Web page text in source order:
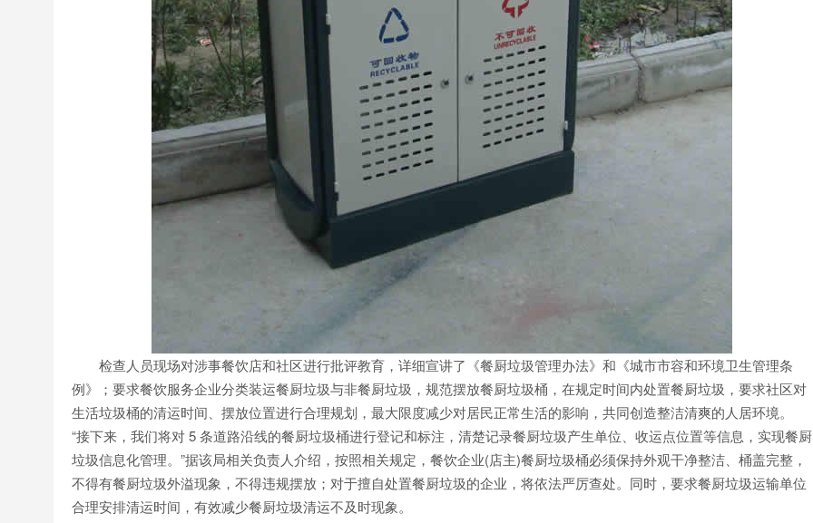
检查人员现场对涉事餐饮店和社区进行批评教育，详细宣讲了《餐厨垃圾管理办法》和《城市市容和环境卫生管理条
例》；要求餐饮服务企业分类装运餐厨垃圾与非餐厨垃圾，规范摆放餐厨垃圾桶，在规定时间内处置餐厨垃圾，要求社区对
生活垃圾桶的清运时间、摆放位置进行合理规划，最大限度减少对居民正常生活的影响，共同创造整洁清爽的人居环境。
“接下来，我们将对 5 条道路沿线的餐厨垃圾桶进行登记和标注，清楚记录餐厨垃圾产生单位、收运点位置等信息，实现餐厨
垃圾信息化管理。”据该局相关负责人介绍，按照相关规定，餐饮企业(店主)餐厨垃圾桶必须保持外观干净整洁、桶盖完整，
不得有餐厨垃圾外溢现象，不得违规摆放；对于擅自处置餐厨垃圾的企业，将依法严厉查处。同时，要求餐厨垃圾运输单位
合理安排清运时间，有效减少餐厨垃圾清运不及时现象。